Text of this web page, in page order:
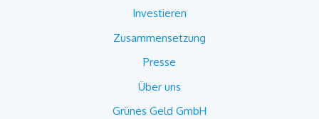
Investieren
Zusammensetzung
Presse
Über uns
Grünes Geld GmbH